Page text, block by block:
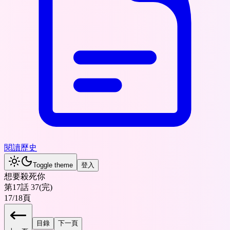
閱讀歷史
Toggle theme 登入
想要殺死你
第17話 37(完)
17/18頁
目錄 下一頁